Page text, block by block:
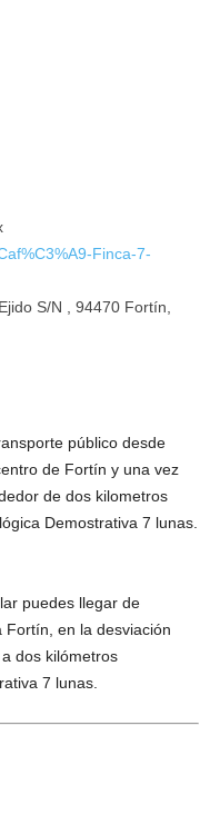
Finca-7-
S/N , 94470 Fortín,
público desde
de Fortín y una vez
de dos kilometros
Demostrativa 7 lunas.
puedes llegar de
en la desviación
dos kilómetros
7 lunas.